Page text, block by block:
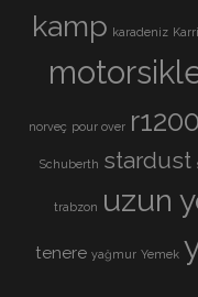
kamp karadeniz
norveç pour over
Schuberth stardust
trabzon uzun
tenere yağmur Yemek